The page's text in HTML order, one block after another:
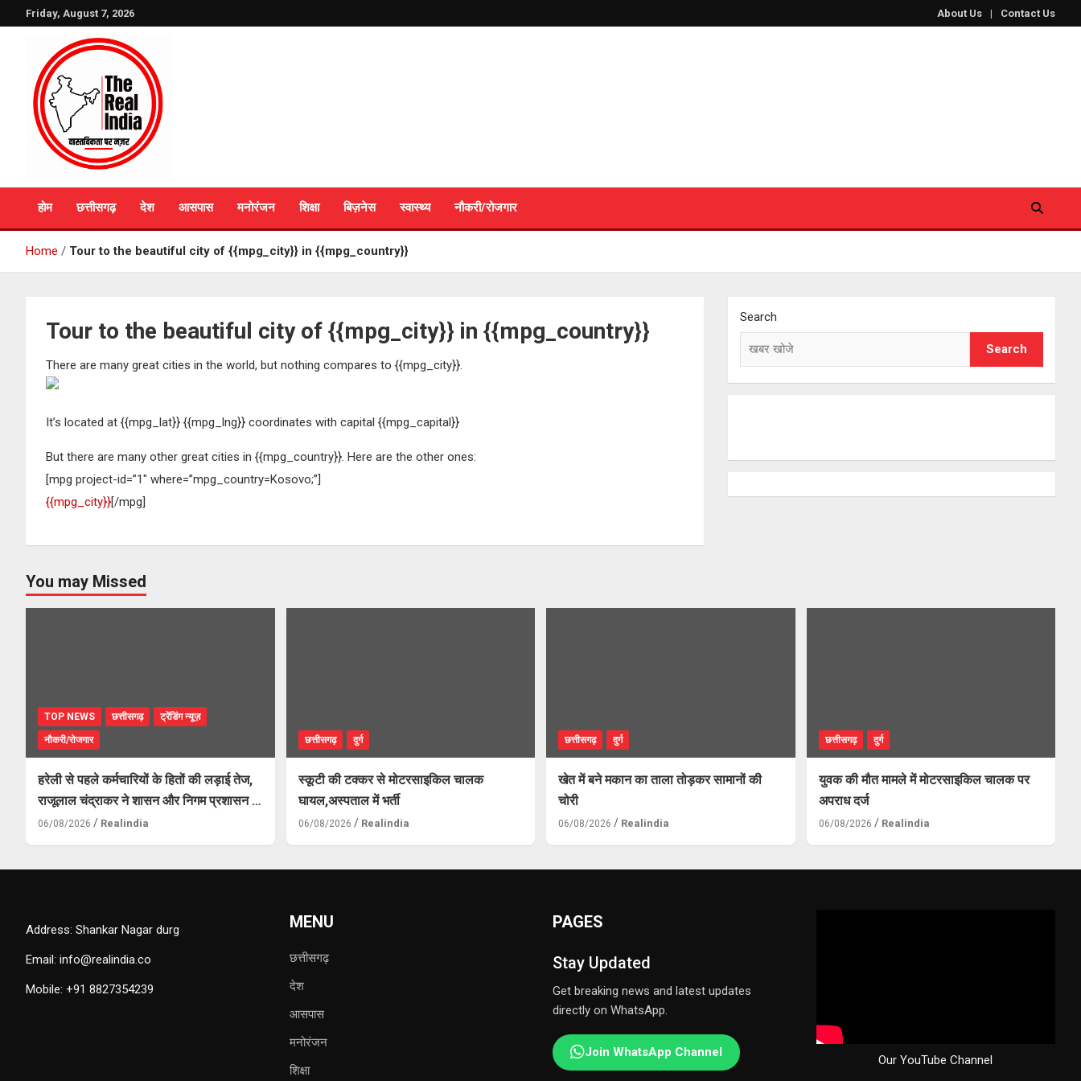
to
Friday, August 7, 2026 About Us Contact Us
The Real India
होम छत्तीसगढ़ देश आसपास मनोरंजन शिक्षा बिज़नेस स्वास्थ्य नौकरी/रोजगार
Home Tour to the beautiful city of {{mpg_city}} in {{mpg_country}}
Tour to the beautiful city of {{mpg_city}} in {{mpg_country}}
There are many great cities in the world, but nothing compares to {{mpg_city}}.
It’s located at {{mpg_lat}} {{mpg_lng}} coordinates with capital {{mpg_capital}}
But there are many other great cities in {{mpg_country}}. Here are the other ones:
[mpg project-id=”1″ where=”mpg_country=Kosovo;”]
{{mpg_city}}[/mpg]
Search
Search
You may Missed
TOP NEWS छत्तीसगढ़ ट्रेंडिंग न्यूज़
नौकरी/रोजगार
हरेली से पहले कर्मचारियों के हितों की लड़ाई तेज,
राजूलाल चंद्राकर ने शासन और निगम प्रशासन से
की तीन बड़ी मांगें
06/08/2026 Realindia
छत्तीसगढ़ दुर्ग
स्कूटी की टक्कर से मोटरसाइकिल चालक
घायल,अस्पताल में भर्ती
06/08/2026 Realindia
छत्तीसगढ़ दुर्ग
खेत में बने मकान का ताला तोड़कर सामानों की
चोरी
06/08/2026 Realindia
छत्तीसगढ़ दुर्ग
युवक की मौत मामले में मोटरसाइकिल चालक पर
अपराध दर्ज
06/08/2026 Realindia
Address: Shankar Nagar durg
Email: info@realindia.co
Mobile: +91 8827354239
MENU
छत्तीसगढ़
देश
आसपास
मनोरंजन
शिक्षा
PAGES
Stay Updated
Get breaking news and latest updates
directly on WhatsApp.
Join WhatsApp Channel
Our YouTube Channel